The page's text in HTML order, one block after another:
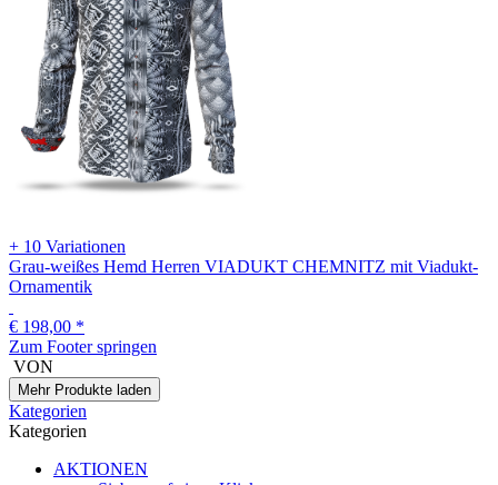
+ 10 Variationen
Grau-weißes Hemd Herren VIADUKT CHEMNITZ mit Viadukt-
Ornamentik
€ 198,00 *
Zum Footer springen
VON
Mehr Produkte laden
Kategorien
Kategorien
AKTIONEN